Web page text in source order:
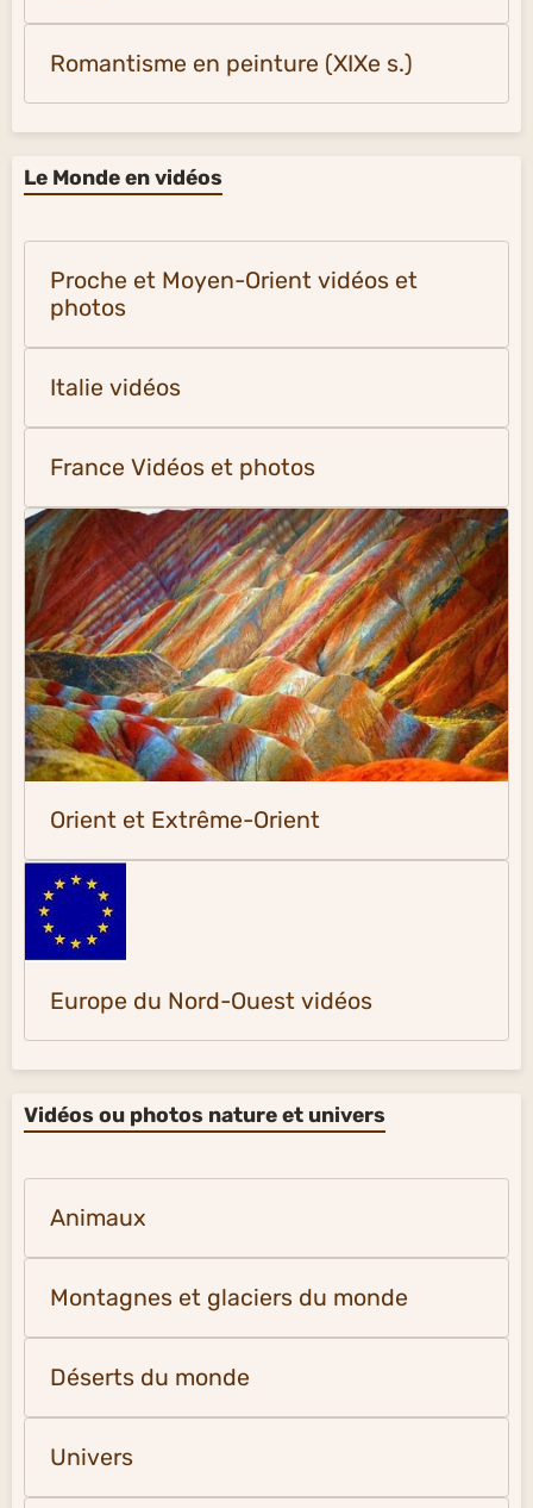
Romantisme en peinture (XIXe s.)
Le Monde en vidéos
Proche et Moyen-Orient vidéos et
photos
Italie vidéos
France Vidéos et photos
Orient et Extrême-Orient
Europe du Nord-Ouest vidéos
Vidéos ou photos nature et univers
Animaux
Montagnes et glaciers du monde
Déserts du monde
Univers